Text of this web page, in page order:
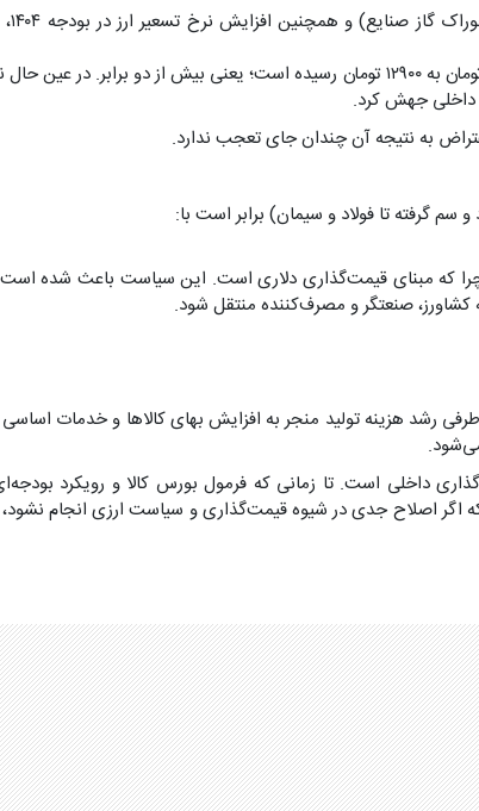
به نتیجه آن چندان جای تعجب ندارد.
گرفته تا فولاد و سیمان) برابر است با:
که مبنای قیمت‌گذاری دلاری است. این سیاست باعث شده است
کشاورز، صنعتگر و مصرف‌کننده منتقل شود.
رشد هزینه تولید منجر به افزایش بهای کالاها و خدمات
داخلی است. تا زمانی که فرمول بورس کالا و رویکرد
اگر اصلاح جدی در شیوه قیمت‌گذاری و سیاست ارزی انجام